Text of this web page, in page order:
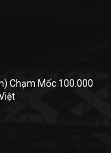
Chạm Mốc 100.000